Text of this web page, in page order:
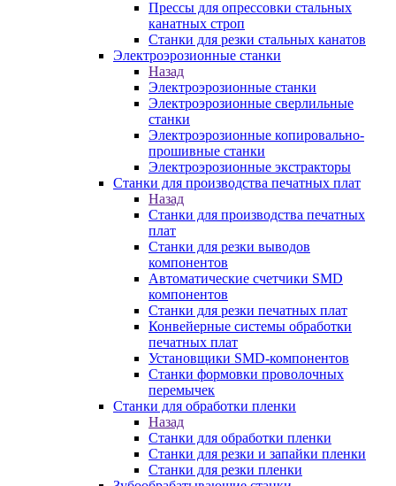
Прессы для опрессовки стальных
канатных строп
Станки для резки стальных канатов
Электроэрозионные станки
Назад
Электроэрозионные станки
Электроэрозионные сверлильные
станки
Электроэрозионные копировально-
прошивные станки
Электроэрозионные экстракторы
Станки для производства печатных плат
Назад
Станки для производства печатных
плат
Станки для резки выводов
компонентов
Автоматические счетчики SMD
компонентов
Станки для резки печатных плат
Конвейерные системы обработки
печатных плат
Установщики SMD-компонентов
Станки формовки проволочных
перемычек
Станки для обработки пленки
Назад
Станки для обработки пленки
Станки для резки и запайки пленки
Станки для резки пленки